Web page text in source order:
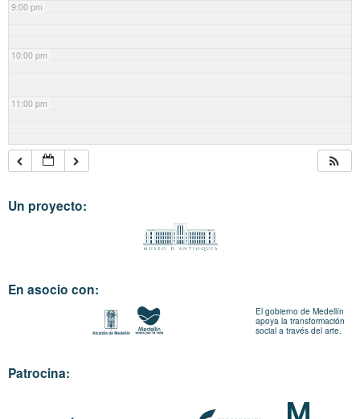
9:00 pm
10:00 pm
11:00 pm
Un proyecto:
En asocio con:
El gobierno de Medellín
apoya la transformación
social a través del arte.
Patrocina: